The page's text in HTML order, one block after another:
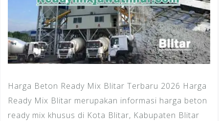
Harga Beton Ready Mix Blitar Terbaru 2026 Harga
Ready Mix Blitar merupakan informasi harga beton
ready mix khusus di Kota Blitar, Kabupaten Blitar